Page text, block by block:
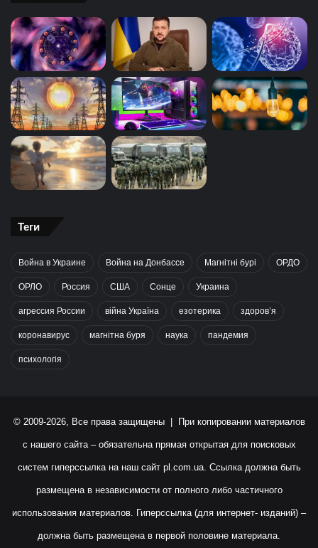
Теги
Война в Украине Война на Донбассе Магнітні бурі ОРДО
ОРЛО Россия США Сонце Украина
агрессия России війна Україна езотерика здоров’я
коронавирус магнітна буря наука пандемия
психологія
© 2009-2026, Все права защищены | При копировании материалов
с нашего сайта – обязательна прямая открытая для поисковых
систем гиперссылка на наш сайт pl.com.ua. Ссылка должна быть
размещена в независимости от полного либо частичного
использования материалов. Гиперссылка (для интернет- изданий) –
должна быть размещена в первой половине материала.